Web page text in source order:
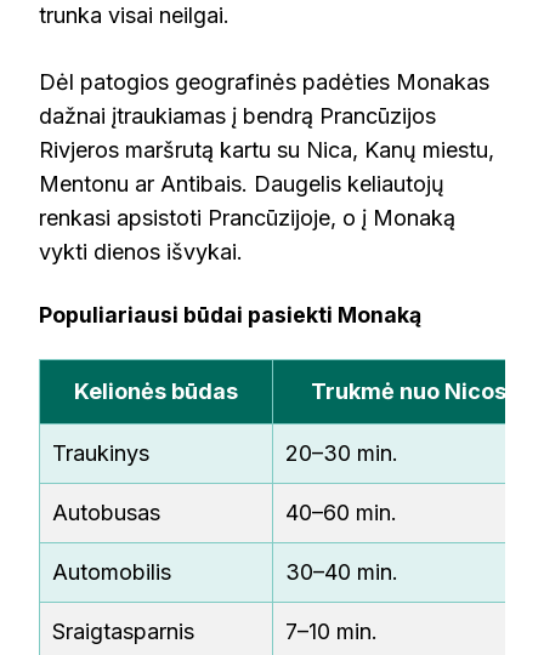
trunka visai neilgai.
Dėl patogios geografinės padėties Monakas
dažnai įtraukiamas į bendrą Prancūzijos
Rivjeros maršrutą kartu su Nica, Kanų miestu,
Mentonu ar Antibais. Daugelis keliautojų
renkasi apsistoti Prancūzijoje, o į Monaką
vykti dienos išvykai.
Populiariausi būdai pasiekti Monaką
Kelionės būdas Trukmė nuo Nicos
Traukinys 20–30 min.
Autobusas 40–60 min.
Automobilis 30–40 min.
Sraigtasparnis 7–10 min.